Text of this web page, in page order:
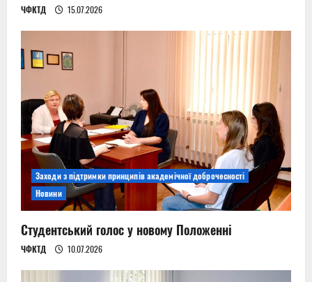
ЧФКТД 15.07.2026
Заходи з підтримки принципів академічної доброчесності
Новини
Студентський голос у новому Положенні
ЧФКТД 10.07.2026